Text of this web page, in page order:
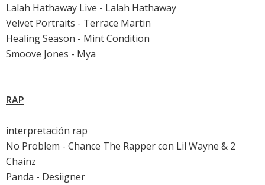
Lalah Hathaway Live - Lalah Hathaway
Velvet Portraits - Terrace Martin
Healing Season - Mint Condition
Smoove Jones - Mya
RAP
interpretación rap
No Problem - Chance The Rapper con Lil Wayne & 2
Chainz
Panda - Desiigner